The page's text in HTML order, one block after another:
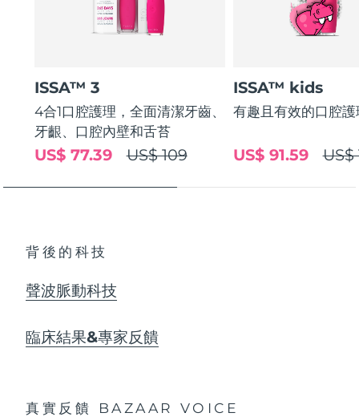
ISSA™ 3
4合1口腔護理，全面清潔牙齒、
牙齦、口腔內壁和舌苔
US$ 109
US$ 77.39
ISSA™ kids
有趣且有效的口腔護
US$
US$ 91.59
背後的科技
聲波脈動科技
臨床結果&專家反饋
真實反饋 BAZAAR VOICE